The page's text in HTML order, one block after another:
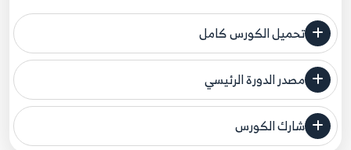
59
53.53 Python network programming Socket
60
61
55.55 Python network programming Socket
تحميل الكورس كامل
مصدر الدورة الرئيسي
فنحن لا ندعي ملكية أي دورة ولهذا نضع المصدر الأصلي لكم
شارك الكورس